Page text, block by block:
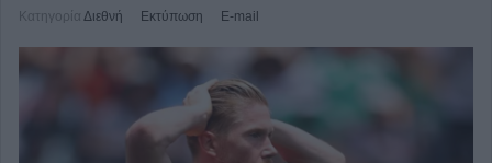
Κατηγορία Διεθνή Εκτύπωση E-mail